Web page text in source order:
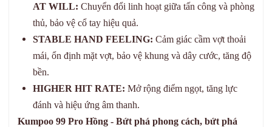
AT WILL: Chuyển đổi linh hoạt giữa tấn công và phòng
thủ, bảo vệ cổ tay hiệu quả.
STABLE HAND FEELING: Cảm giác cầm vợt thoải
mái, ổn định mặt vợt, bảo vệ khung và dây cước, tăng độ
bền.
HIGHER HIT RATE: Mở rộng điểm ngọt, tăng lực
đánh và hiệu ứng âm thanh.
Kumpoo 99 Pro Hồng - Bứt phá phong cách, bứt phá